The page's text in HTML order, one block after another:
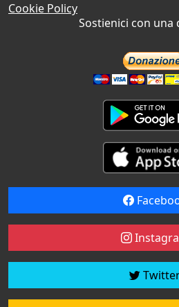
Cookie Policy
Sostienici con una